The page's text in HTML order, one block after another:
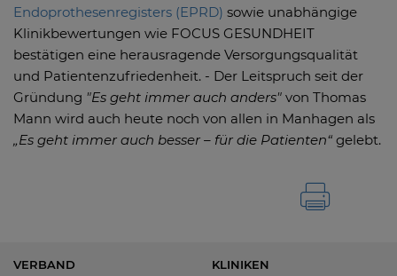
Endoprothesenregisters (EPRD) sowie unabhängige
Klinikbewertungen wie FOCUS GESUNDHEIT
bestätigen eine herausragende Versorgungsqualität
und Patientenzufriedenheit. - Der Leitspruch seit der
Gründung "Es geht immer auch anders" von Thomas
Mann wird auch heute noch von allen in Manhagen als
„Es geht immer auch besser – für die Patienten“ gelebt.
VERBAND
KLINIKEN